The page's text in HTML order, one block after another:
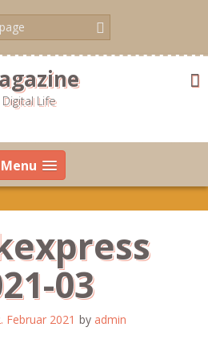
Digital Life
Menu
03
Februar 2021 by admin